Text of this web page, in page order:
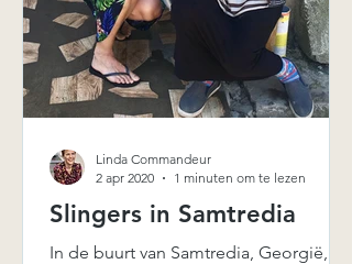
Slingers in Samtredia
In de buurt van Samtredia, Georgië,
Linda Commandeur
2 apr 2020
1 minuten om te lezen